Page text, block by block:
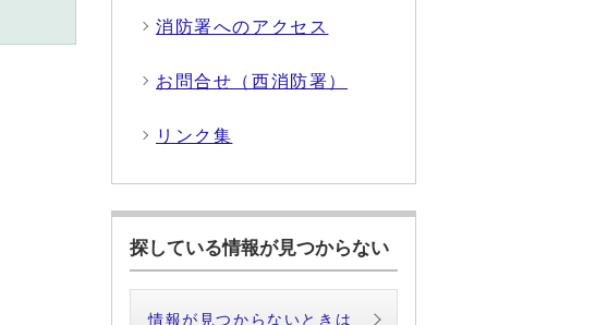
消防署へのアクセス
お問合せ（西消防署）
リンク集
探している情報が見つからない
情報が見つからないときは